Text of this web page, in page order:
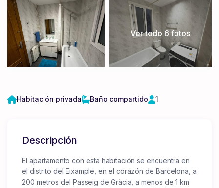
Ver todo 6 fotos
Habitación privada Baño compartido 1
Descripción
El apartamento con esta habitación se encuentra en
el distrito del Eixample, en el corazón de Barcelona, a
200 metros del Passeig de Gràcia, a menos de 1 km